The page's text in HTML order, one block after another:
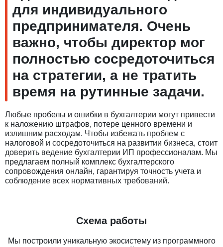
для индивидуального
предпринимателя. Очень
важно, чтобы директор мог
полностью сосредоточиться
на стратегии, а не тратить
время на рутинные задачи.
Любые пробелы и ошибки в бухгалтерии могут привести
к наложению штрафов, потере ценного времени и
излишним расходам. Чтобы избежать проблем с
налоговой и сосредоточиться на развитии бизнеса, стоит
доверить ведение бухгалтерии ИП профессионалам. Мы
предлагаем полный комплекс бухгалтерского
сопровождения онлайн, гарантируя точность учета и
соблюдение всех нормативных требований.
Схема работы
Мы построили уникальную экосистему из программного